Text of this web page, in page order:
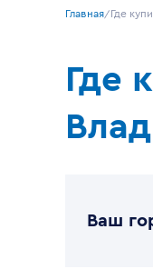
Главная Где
Где
Ваш